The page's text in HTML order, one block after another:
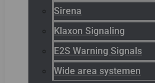
Sirena
Klaxon Signaling
E2S Warning Signals
Wide area systemen